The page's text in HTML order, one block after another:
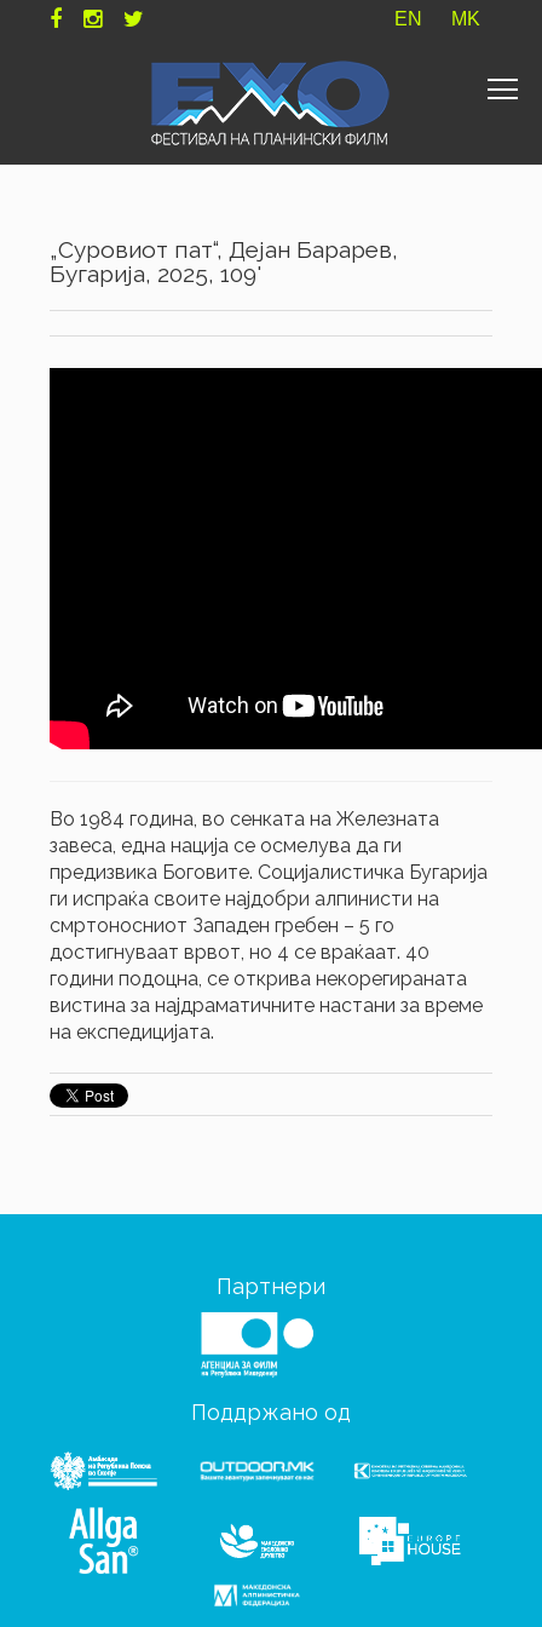
EN MK
„Суровиот пат“, Дејан Барарев,
Бугарија, 2025, 109'
Во 1984 година, во сенката на Железната
завеса, една нација се осмелува да ги
предизвика Боговите. Социјалистичка Бугарија
ги испраќа своите најдобри алпинисти на
смртоносниот Западен гребен – 5 го
достигнуваат врвот, но 4 се враќаат. 40
години подоцна, се открива некорегираната
вистина за најдраматичните настани за време
на експедицијата.
Партнери
Поддржано од